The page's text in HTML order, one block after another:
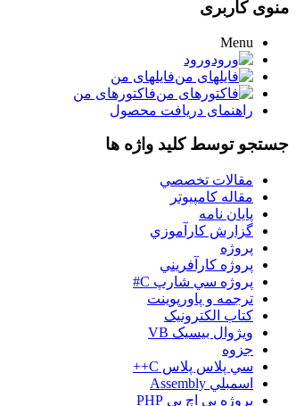
منوی کاربری
Menu
ورود
فایلهای من
فاکتورهای من
راهنمای دریافت محصول
جستجو توسط کلید واژه ها
مقالات تخصصي
مقاله کامپیوتر
پایان نامه
گزارش کارآموزي
پروژه
پروژه کارآفريني
پروژه سي شارپ C#
ترجمه و پاورپوينت
کتاب الکترونيک
ويژوال بيسيک VB
جزوه
سي پلاس پلاس C++
اسمبلي Assembly
پروژه پي اچ پي PHP